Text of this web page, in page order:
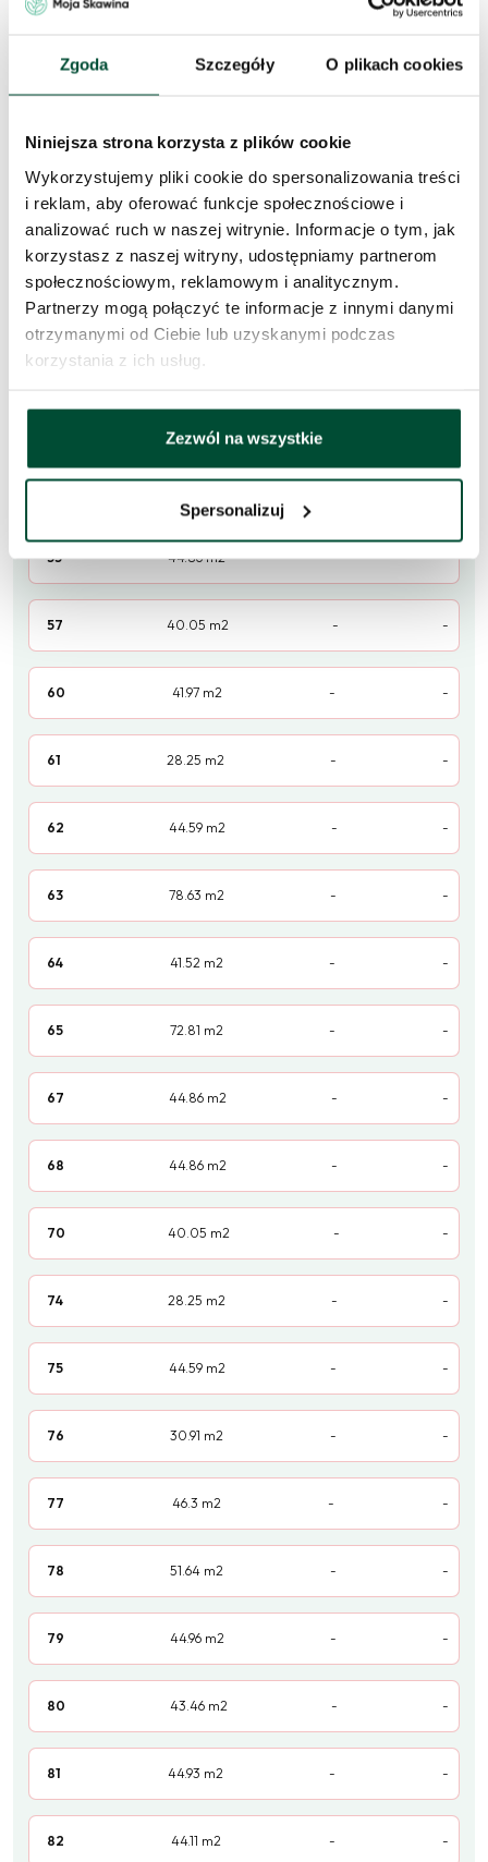
Zgoda Szczegóły O plikach cookies
Niniejsza strona korzysta z plików cookie
Wykorzystujemy pliki cookie do spersonalizowania treści
i reklam, aby oferować funkcje społecznościowe i
analizować ruch w naszej witrynie. Informacje o tym, jak
korzystasz z naszej witryny, udostępniamy partnerom
społecznościowym, reklamowym i analitycznym.
Partnerzy mogą połączyć te informacje z innymi danymi
otrzymanymi od Ciebie lub uzyskanymi podczas
korzystania z ich usług.
Zezwól na wszystkie
Spersonalizuj
-
44 40.05m2 -
48 28.25m2 -
49 44.59
55 44.86m2 - -
57 40.05 m2 - -
60 41.97 m2 - -
61 28.25 m2 - -
62 44.59 m2 - -
63 78.63 m2 - -
64 41.52 m2 - -
65 72.81 m2 - -
67 44.86 m2 - -
68 44.86 m2 - -
70 40.05 m2 - -
74 28.25 m2 - -
75 44.59m2 - -
76 30.91 m2 - -
77 46.3 m2 - -
78 51.64 m2 - -
79 44.96 m2 - -
80 43.46m2 - -
81 44.93 m2 - -
82 44.11 m2 - -